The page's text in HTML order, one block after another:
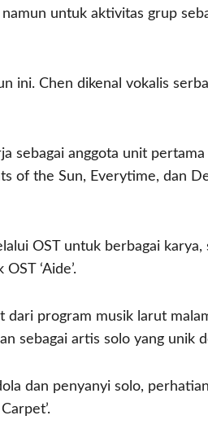
untuk aktivitas grup
ini. Chen dikenal vokalis
sebagai anggota unit
of the Sun, Everytime, dan
OST untuk berbagai karya,
‘Aide’.
dari program musik larut
sebagai artis solo yang unik
dan penyanyi solo,